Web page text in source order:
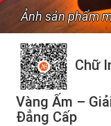
Ảnh sản phẩm
Chữ
Vàng Ấm –
Đẳng Cấp